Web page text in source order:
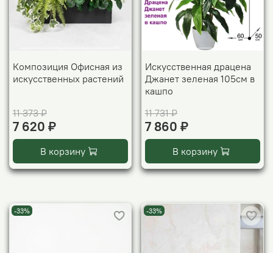
Композиция Офисная из
искусственных растений
11 373 ₽
7 620 ₽
В корзину
Искусственная драцена
Джанет зеленая 105см в
кашпо
11 731 ₽
7 860 ₽
В корзину
-33% -33%